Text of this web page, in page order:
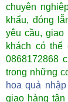
chuyên
khẩu, đóng
yêu cầu, giao
khách có thể
0868172868
trong những
hoa quả
giao hàng